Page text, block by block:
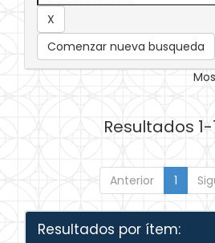
Comenzar nueva busqueda
Resultados 1-
Anterior 1
Resultados por ítem: